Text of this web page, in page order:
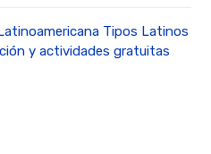
Tipos Latinos
y actividades gratuitas